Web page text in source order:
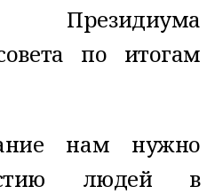
Президиума
по итогам
нам нужно
людей в